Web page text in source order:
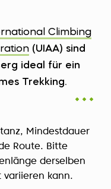
Climbing
(UIAA) sind
ideal für ein
Trekking.
Mindestdauer
Route. Bitte
derselben
variieren kann.